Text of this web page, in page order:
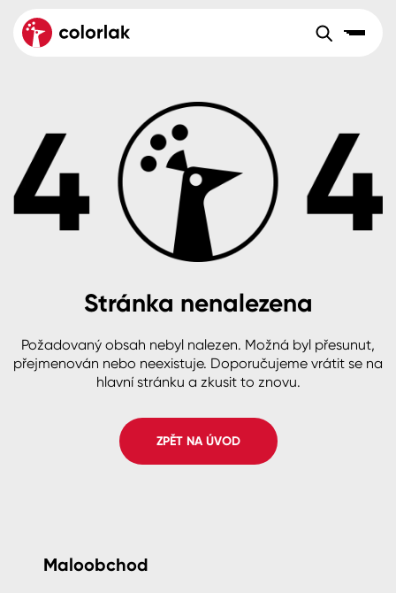
Velkoobchod Sortiment
Aktuality
Reference
O společnosti
B2B +420 800 145 555Po – Pá: 8:00–15:00
Česko
Slovensko Polsko Worldwide
Dřevo
Beton, asfalt, minerální podklady
Plast, sklo, keramika
Stěny
Fasády
Spreje
Colorlak Dekor
Colorlak Profi
Colorlak Pta
Stránka nenalezena
Požadovaný obsah nebyl nalezen. Možná byl přesunut,
přejmenován nebo neexistuje. Doporučujeme vrátit se na
hlavní stránku a zkusit to znovu.
ZPĚT NA ÚVOD
Maloobchod